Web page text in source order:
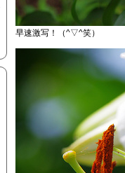
早速激写！（^▽^笑）